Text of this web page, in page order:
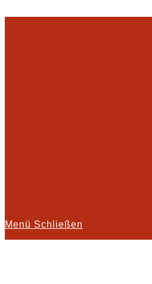
Menü Schließen